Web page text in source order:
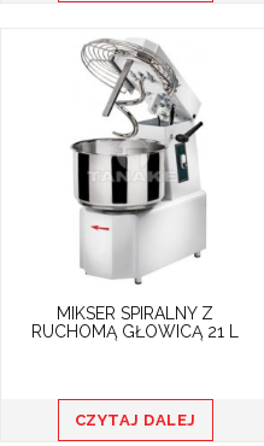
MIKSER SPIRALNY Z
RUCHOMĄ GŁOWICĄ 21 L
CZYTAJ DALEJ